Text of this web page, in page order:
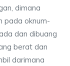
dimana
pada oknum-
dan dibuang
berat dan
darimana